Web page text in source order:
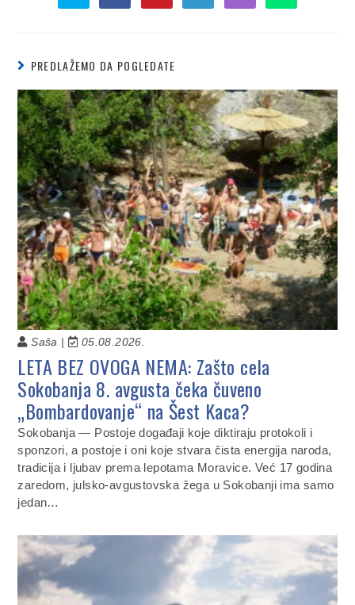
PREDLAŽEMO DA POGLEDATE
Saša | 05.08.2026.
LETA BEZ OVOGA NEMA: Zašto cela
Sokobanja 8. avgusta čeka čuveno
„Bombardovanje“ na Šest Kaca?
Sokobanja — Postoje događaji koje diktiraju protokoli i
sponzori, a postoje i oni koje stvara čista energija naroda,
tradicija i ljubav prema lepotama Moravice. Već 17 godina
zaredom, julsko-avgustovska žega u Sokobanji ima samo
jedan…